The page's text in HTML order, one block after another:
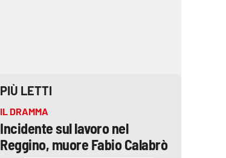
PIÙ LETTI
IL DRAMMA
Incidente sul lavoro nel
Reggino, muore Fabio Calabrò